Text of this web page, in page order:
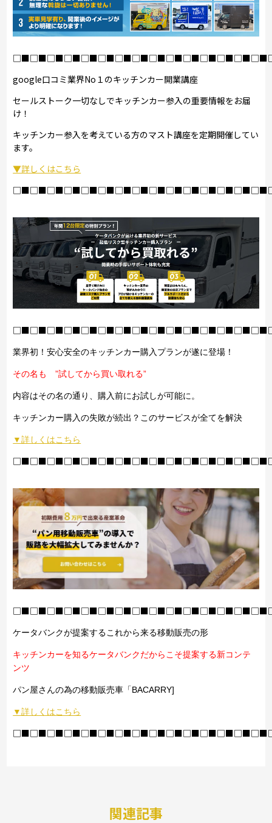
google口コミ業界No１のキッチンカー開業講座
セールストーク一切なしでキッチンカー参入の重要情報をお届
け！
キッチンカー参入を考えている方のマスト講座を定期開催してい
ます。
▼詳しくはこちら
業界初！安心安全のキッチンカー購入プランが遂に登場！
その名も ”試してから買い取れる”
内容はその名の通り、購入前にお試しが可能に。
キッチンカー購入の失敗が続出？このサービスが全てを解決
▼詳しくはこちら
ケータバンクが提案するこれから来る移動販売の形
キッチンカーを知るケータバンクだからこそ提案する新コンテ
ンツ
パン屋さんの為の移動販売車「BACARRY]
▼詳しくはこちら
関連記事